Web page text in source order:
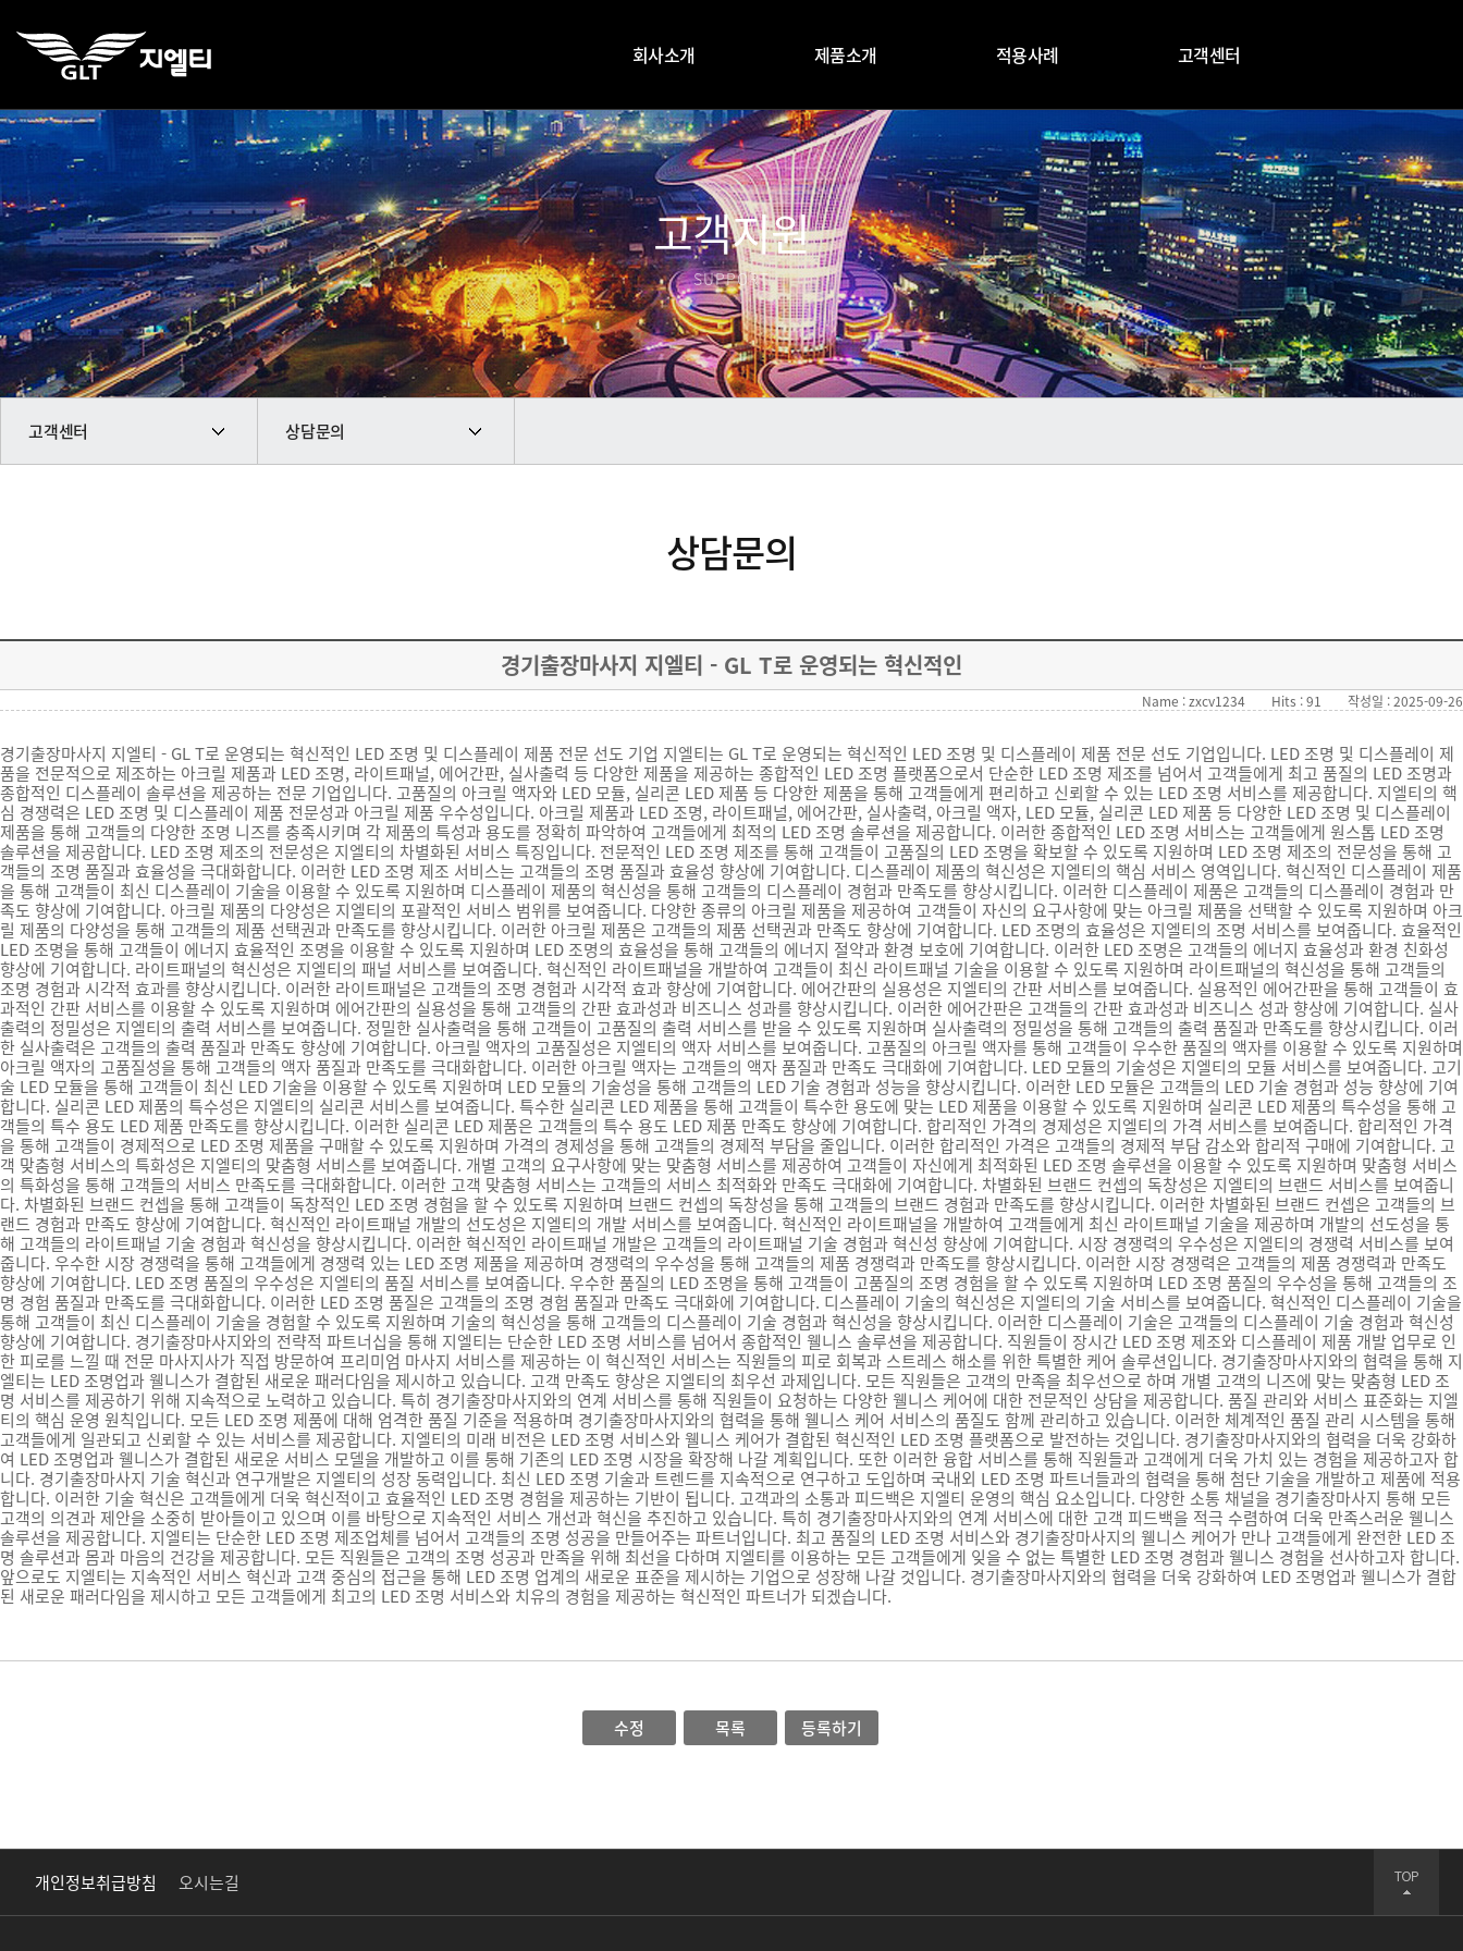
회사소개 제품소개 적용사례 고객센터
고객지원
SUPPORT
고객센터 상담문의
상담문의
경기출장마사지 지엘티 - GL T로 운영되는 혁신적인
Name : zxcv1234 Hits : 91 작성일 : 2025-09-26
경기출장마사지 지엘티 - GL T로 운영되는 혁신적인 LED 조명 및 디스플레이 제품 전문 선도 기업 지엘티는 GL T로 운영되는 혁신적인 LED 조명 및 디스플레이 제품 전문 선도 기업입니다. LED 조명 및 디스플레이 제
품을 전문적으로 제조하는 아크릴 제품과 LED 조명, 라이트패널, 에어간판, 실사출력 등 다양한 제품을 제공하는 종합적인 LED 조명 플랫폼으로서 단순한 LED 조명 제조를 넘어서 고객들에게 최고 품질의 LED 조명과
종합적인 디스플레이 솔루션을 제공하는 전문 기업입니다. 고품질의 아크릴 액자와 LED 모듈, 실리콘 LED 제품 등 다양한 제품을 통해 고객들에게 편리하고 신뢰할 수 있는 LED 조명 서비스를 제공합니다. 지엘티의 핵
심 경쟁력은 LED 조명 및 디스플레이 제품 전문성과 아크릴 제품 우수성입니다. 아크릴 제품과 LED 조명, 라이트패널, 에어간판, 실사출력, 아크릴 액자, LED 모듈, 실리콘 LED 제품 등 다양한 LED 조명 및 디스플레이
제품을 통해 고객들의 다양한 조명 니즈를 충족시키며 각 제품의 특성과 용도를 정확히 파악하여 고객들에게 최적의 LED 조명 솔루션을 제공합니다. 이러한 종합적인 LED 조명 서비스는 고객들에게 원스톱 LED 조명
솔루션을 제공합니다. LED 조명 제조의 전문성은 지엘티의 차별화된 서비스 특징입니다. 전문적인 LED 조명 제조를 통해 고객들이 고품질의 LED 조명을 확보할 수 있도록 지원하며 LED 조명 제조의 전문성을 통해 고
객들의 조명 품질과 효율성을 극대화합니다. 이러한 LED 조명 제조 서비스는 고객들의 조명 품질과 효율성 향상에 기여합니다. 디스플레이 제품의 혁신성은 지엘티의 핵심 서비스 영역입니다. 혁신적인 디스플레이 제품
을 통해 고객들이 최신 디스플레이 기술을 이용할 수 있도록 지원하며 디스플레이 제품의 혁신성을 통해 고객들의 디스플레이 경험과 만족도를 향상시킵니다. 이러한 디스플레이 제품은 고객들의 디스플레이 경험과 만
족도 향상에 기여합니다. 아크릴 제품의 다양성은 지엘티의 포괄적인 서비스 범위를 보여줍니다. 다양한 종류의 아크릴 제품을 제공하여 고객들이 자신의 요구사항에 맞는 아크릴 제품을 선택할 수 있도록 지원하며 아크
릴 제품의 다양성을 통해 고객들의 제품 선택권과 만족도를 향상시킵니다. 이러한 아크릴 제품은 고객들의 제품 선택권과 만족도 향상에 기여합니다. LED 조명의 효율성은 지엘티의 조명 서비스를 보여줍니다. 효율적인
LED 조명을 통해 고객들이 에너지 효율적인 조명을 이용할 수 있도록 지원하며 LED 조명의 효율성을 통해 고객들의 에너지 절약과 환경 보호에 기여합니다. 이러한 LED 조명은 고객들의 에너지 효율성과 환경 친화성
향상에 기여합니다. 라이트패널의 혁신성은 지엘티의 패널 서비스를 보여줍니다. 혁신적인 라이트패널을 개발하여 고객들이 최신 라이트패널 기술을 이용할 수 있도록 지원하며 라이트패널의 혁신성을 통해 고객들의
조명 경험과 시각적 효과를 향상시킵니다. 이러한 라이트패널은 고객들의 조명 경험과 시각적 효과 향상에 기여합니다. 에어간판의 실용성은 지엘티의 간판 서비스를 보여줍니다. 실용적인 에어간판을 통해 고객들이 효
과적인 간판 서비스를 이용할 수 있도록 지원하며 에어간판의 실용성을 통해 고객들의 간판 효과성과 비즈니스 성과를 향상시킵니다. 이러한 에어간판은 고객들의 간판 효과성과 비즈니스 성과 향상에 기여합니다. 실사
출력의 정밀성은 지엘티의 출력 서비스를 보여줍니다. 정밀한 실사출력을 통해 고객들이 고품질의 출력 서비스를 받을 수 있도록 지원하며 실사출력의 정밀성을 통해 고객들의 출력 품질과 만족도를 향상시킵니다. 이러
한 실사출력은 고객들의 출력 품질과 만족도 향상에 기여합니다. 아크릴 액자의 고품질성은 지엘티의 액자 서비스를 보여줍니다. 고품질의 아크릴 액자를 통해 고객들이 우수한 품질의 액자를 이용할 수 있도록 지원하며
아크릴 액자의 고품질성을 통해 고객들의 액자 품질과 만족도를 극대화합니다. 이러한 아크릴 액자는 고객들의 액자 품질과 만족도 극대화에 기여합니다. LED 모듈의 기술성은 지엘티의 모듈 서비스를 보여줍니다. 고기
술 LED 모듈을 통해 고객들이 최신 LED 기술을 이용할 수 있도록 지원하며 LED 모듈의 기술성을 통해 고객들의 LED 기술 경험과 성능을 향상시킵니다. 이러한 LED 모듈은 고객들의 LED 기술 경험과 성능 향상에 기여
합니다. 실리콘 LED 제품의 특수성은 지엘티의 실리콘 서비스를 보여줍니다. 특수한 실리콘 LED 제품을 통해 고객들이 특수한 용도에 맞는 LED 제품을 이용할 수 있도록 지원하며 실리콘 LED 제품의 특수성을 통해 고
객들의 특수 용도 LED 제품 만족도를 향상시킵니다. 이러한 실리콘 LED 제품은 고객들의 특수 용도 LED 제품 만족도 향상에 기여합니다. 합리적인 가격의 경제성은 지엘티의 가격 서비스를 보여줍니다. 합리적인 가격
을 통해 고객들이 경제적으로 LED 조명 제품을 구매할 수 있도록 지원하며 가격의 경제성을 통해 고객들의 경제적 부담을 줄입니다. 이러한 합리적인 가격은 고객들의 경제적 부담 감소와 합리적 구매에 기여합니다. 고
객 맞춤형 서비스의 특화성은 지엘티의 맞춤형 서비스를 보여줍니다. 개별 고객의 요구사항에 맞는 맞춤형 서비스를 제공하여 고객들이 자신에게 최적화된 LED 조명 솔루션을 이용할 수 있도록 지원하며 맞춤형 서비스
의 특화성을 통해 고객들의 서비스 만족도를 극대화합니다. 이러한 고객 맞춤형 서비스는 고객들의 서비스 최적화와 만족도 극대화에 기여합니다. 차별화된 브랜드 컨셉의 독창성은 지엘티의 브랜드 서비스를 보여줍니
다. 차별화된 브랜드 컨셉을 통해 고객들이 독창적인 LED 조명 경험을 할 수 있도록 지원하며 브랜드 컨셉의 독창성을 통해 고객들의 브랜드 경험과 만족도를 향상시킵니다. 이러한 차별화된 브랜드 컨셉은 고객들의 브
랜드 경험과 만족도 향상에 기여합니다. 혁신적인 라이트패널 개발의 선도성은 지엘티의 개발 서비스를 보여줍니다. 혁신적인 라이트패널을 개발하여 고객들에게 최신 라이트패널 기술을 제공하며 개발의 선도성을 통
해 고객들의 라이트패널 기술 경험과 혁신성을 향상시킵니다. 이러한 혁신적인 라이트패널 개발은 고객들의 라이트패널 기술 경험과 혁신성 향상에 기여합니다. 시장 경쟁력의 우수성은 지엘티의 경쟁력 서비스를 보여
줍니다. 우수한 시장 경쟁력을 통해 고객들에게 경쟁력 있는 LED 조명 제품을 제공하며 경쟁력의 우수성을 통해 고객들의 제품 경쟁력과 만족도를 향상시킵니다. 이러한 시장 경쟁력은 고객들의 제품 경쟁력과 만족도
향상에 기여합니다. LED 조명 품질의 우수성은 지엘티의 품질 서비스를 보여줍니다. 우수한 품질의 LED 조명을 통해 고객들이 고품질의 조명 경험을 할 수 있도록 지원하며 LED 조명 품질의 우수성을 통해 고객들의 조
명 경험 품질과 만족도를 극대화합니다. 이러한 LED 조명 품질은 고객들의 조명 경험 품질과 만족도 극대화에 기여합니다. 디스플레이 기술의 혁신성은 지엘티의 기술 서비스를 보여줍니다. 혁신적인 디스플레이 기술을
통해 고객들이 최신 디스플레이 기술을 경험할 수 있도록 지원하며 기술의 혁신성을 통해 고객들의 디스플레이 기술 경험과 혁신성을 향상시킵니다. 이러한 디스플레이 기술은 고객들의 디스플레이 기술 경험과 혁신성
향상에 기여합니다. 경기출장마사지와의 전략적 파트너십을 통해 지엘티는 단순한 LED 조명 서비스를 넘어서 종합적인 웰니스 솔루션을 제공합니다. 직원들이 장시간 LED 조명 제조와 디스플레이 제품 개발 업무로 인
한 피로를 느낄 때 전문 마사지사가 직접 방문하여 프리미엄 마사지 서비스를 제공하는 이 혁신적인 서비스는 직원들의 피로 회복과 스트레스 해소를 위한 특별한 케어 솔루션입니다. 경기출장마사지와의 협력을 통해 지
엘티는 LED 조명업과 웰니스가 결합된 새로운 패러다임을 제시하고 있습니다. 고객 만족도 향상은 지엘티의 최우선 과제입니다. 모든 직원들은 고객의 만족을 최우선으로 하며 개별 고객의 니즈에 맞는 맞춤형 LED 조
명 서비스를 제공하기 위해 지속적으로 노력하고 있습니다. 특히 경기출장마사지와의 연계 서비스를 통해 직원들이 요청하는 다양한 웰니스 케어에 대한 전문적인 상담을 제공합니다. 품질 관리와 서비스 표준화는 지엘
티의 핵심 운영 원칙입니다. 모든 LED 조명 제품에 대해 엄격한 품질 기준을 적용하며 경기출장마사지와의 협력을 통해 웰니스 케어 서비스의 품질도 함께 관리하고 있습니다. 이러한 체계적인 품질 관리 시스템을 통해
고객들에게 일관되고 신뢰할 수 있는 서비스를 제공합니다. 지엘티의 미래 비전은 LED 조명 서비스와 웰니스 케어가 결합된 혁신적인 LED 조명 플랫폼으로 발전하는 것입니다. 경기출장마사지와의 협력을 더욱 강화하
여 LED 조명업과 웰니스가 결합된 새로운 서비스 모델을 개발하고 이를 통해 기존의 LED 조명 시장을 확장해 나갈 계획입니다. 또한 이러한 융합 서비스를 통해 직원들과 고객에게 더욱 가치 있는 경험을 제공하고자 합
니다. 경기출장마사지 기술 혁신과 연구개발은 지엘티의 성장 동력입니다. 최신 LED 조명 기술과 트렌드를 지속적으로 연구하고 도입하며 국내외 LED 조명 파트너들과의 협력을 통해 첨단 기술을 개발하고 제품에 적용
합니다. 이러한 기술 혁신은 고객들에게 더욱 혁신적이고 효율적인 LED 조명 경험을 제공하는 기반이 됩니다. 고객과의 소통과 피드백은 지엘티 운영의 핵심 요소입니다. 다양한 소통 채널을 경기출장마사지 통해 모든
고객의 의견과 제안을 소중히 받아들이고 있으며 이를 바탕으로 지속적인 서비스 개선과 혁신을 추진하고 있습니다. 특히 경기출장마사지와의 연계 서비스에 대한 고객 피드백을 적극 수렴하여 더욱 만족스러운 웰니스
솔루션을 제공합니다. 지엘티는 단순한 LED 조명 제조업체를 넘어서 고객들의 조명 성공을 만들어주는 파트너입니다. 최고 품질의 LED 조명 서비스와 경기출장마사지의 웰니스 케어가 만나 고객들에게 완전한 LED 조
명 솔루션과 몸과 마음의 건강을 제공합니다. 모든 직원들은 고객의 조명 성공과 만족을 위해 최선을 다하며 지엘티를 이용하는 모든 고객들에게 잊을 수 없는 특별한 LED 조명 경험과 웰니스 경험을 선사하고자 합니다.
앞으로도 지엘티는 지속적인 서비스 혁신과 고객 중심의 접근을 통해 LED 조명 업계의 새로운 표준을 제시하는 기업으로 성장해 나갈 것입니다. 경기출장마사지와의 협력을 더욱 강화하여 LED 조명업과 웰니스가 결합
된 새로운 패러다임을 제시하고 모든 고객들에게 최고의 LED 조명 서비스와 치유의 경험을 제공하는 혁신적인 파트너가 되겠습니다.
수정 목록 등록하기
개인정보취급방침 오시는길